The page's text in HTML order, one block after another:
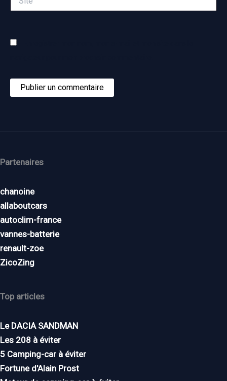
Partenaires
chanoine
allaboutcars
autoclim-france
vannes-batterie
renault-zoe
ZicoZing
Top articles
Le DACIA SANDMAN
Les 208 à éviter
5 Camping-car à éviter
Fortune d'Alain Prost